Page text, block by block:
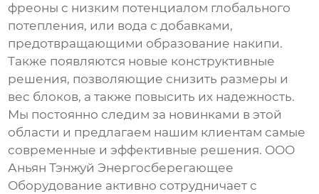
фреоны с низким потенциалом глобального
потепления, или вода с добавками,
предотвращающими образование накипи.
Также появляются новые конструктивные
решения, позволяющие снизить размеры и
вес блоков, а также повысить их надежность.
Мы постоянно следим за новинками в этой
области и предлагаем нашим клиентам самые
современные и эффективные решения. ООО
Аньян Тэнжуй Энергосберегающее
Оборудование активно сотрудничает с